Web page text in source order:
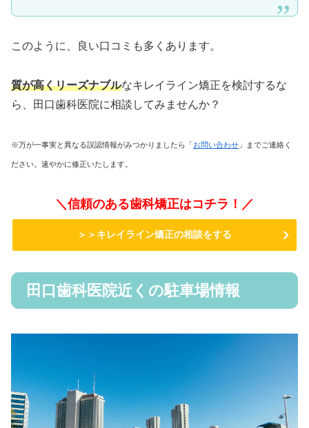
このように、良い口コミも多くあります。
質が高くリーズナブルなキレイライン矯正を検討するな
ら、田口歯科医院に相談してみませんか？
※万が一事実と異なる誤認情報がみつかりましたら「お問い合わせ 」までご連絡く
ださい。速やかに修正いたします。
＼信頼のある歯科矯正はコチラ！／
＞＞キレイライン矯正の相談をする
田口歯科医院近くの駐車場情報